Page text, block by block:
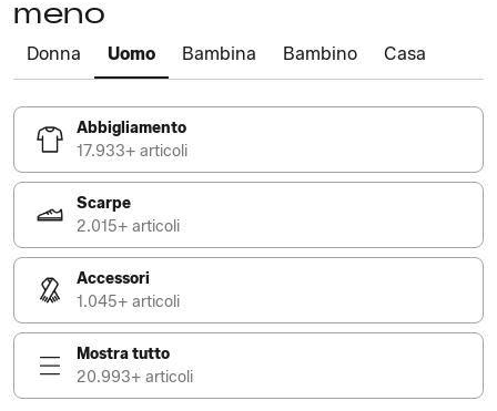
meno
Donna Uomo Bambina Bambino Casa
Abbigliamento
17.933+ articoli
Scarpe
2.015+ articoli
Accessori
1.045+ articoli
Mostra tutto
20.993+ articoli